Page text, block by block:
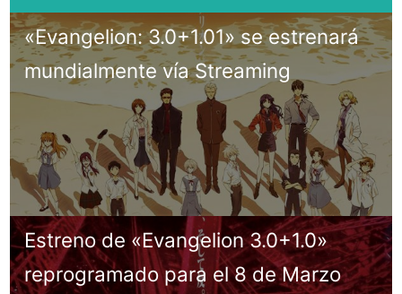
«Evangelion: 3.0+1.01» se estrenará
mundialmente vía Streaming
Estreno de «Evangelion 3.0+1.0»
reprogramado para el 8 de Marzo